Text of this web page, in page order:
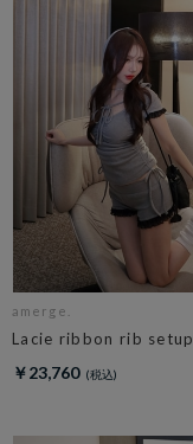
amerge.
Lacie ribbon rib setup
￥23,760